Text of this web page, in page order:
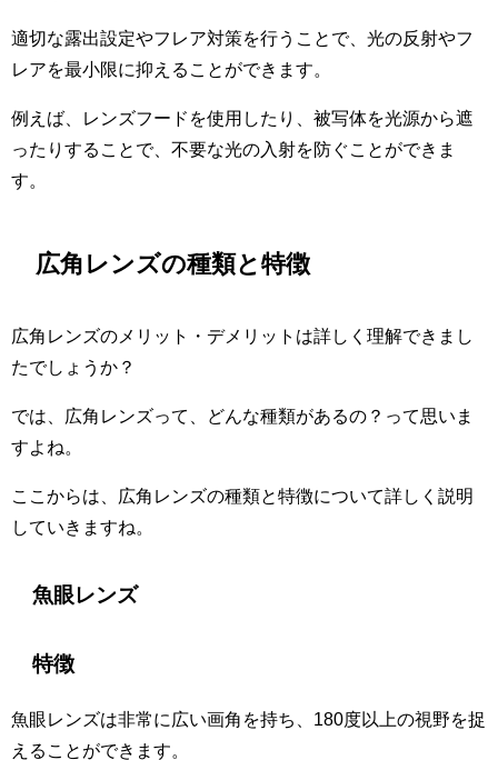
適切な露出設定やフレア対策を行うことで、光の反射やフ
レアを最小限に抑えることができます。
例えば、レンズフードを使用したり、被写体を光源から遮
ったりすることで、不要な光の入射を防ぐことができま
す。
広角レンズの種類と特徴
広角レンズのメリット・デメリットは詳しく理解できまし
たでしょうか？
では、広角レンズって、どんな種類があるの？って思いま
すよね。
ここからは、広角レンズの種類と特徴について詳しく説明
していきますね。
魚眼レンズ
特徴
魚眼レンズは非常に広い画角を持ち、180度以上の視野を捉
えることができます。